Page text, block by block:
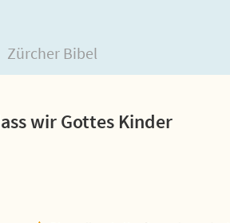
Zürcher Bibel
wir Gottes Kinder